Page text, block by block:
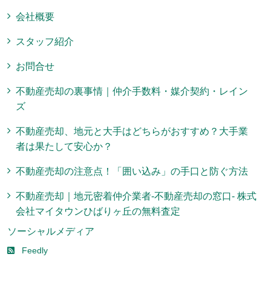
会社概要
スタッフ紹介
お問合せ
不動産売却の裏事情｜仲介手数料・媒介契約・レイン
ズ
不動産売却、地元と大手はどちらがおすすめ？大手業
者は果たして安心か？
不動産売却の注意点！「囲い込み」の手口と防ぐ方法
不動産売却｜地元密着仲介業者-不動産売却の窓口- 株式
会社マイタウンひばりヶ丘の無料査定
ソーシャルメディア
Feedly